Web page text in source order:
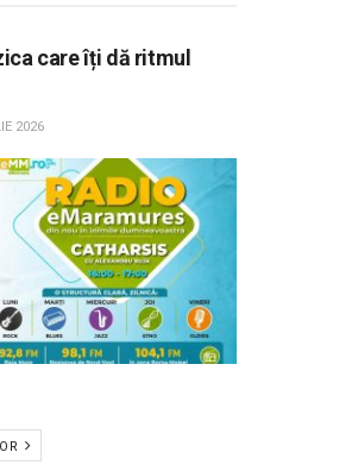
care îți dă ritmul
2026